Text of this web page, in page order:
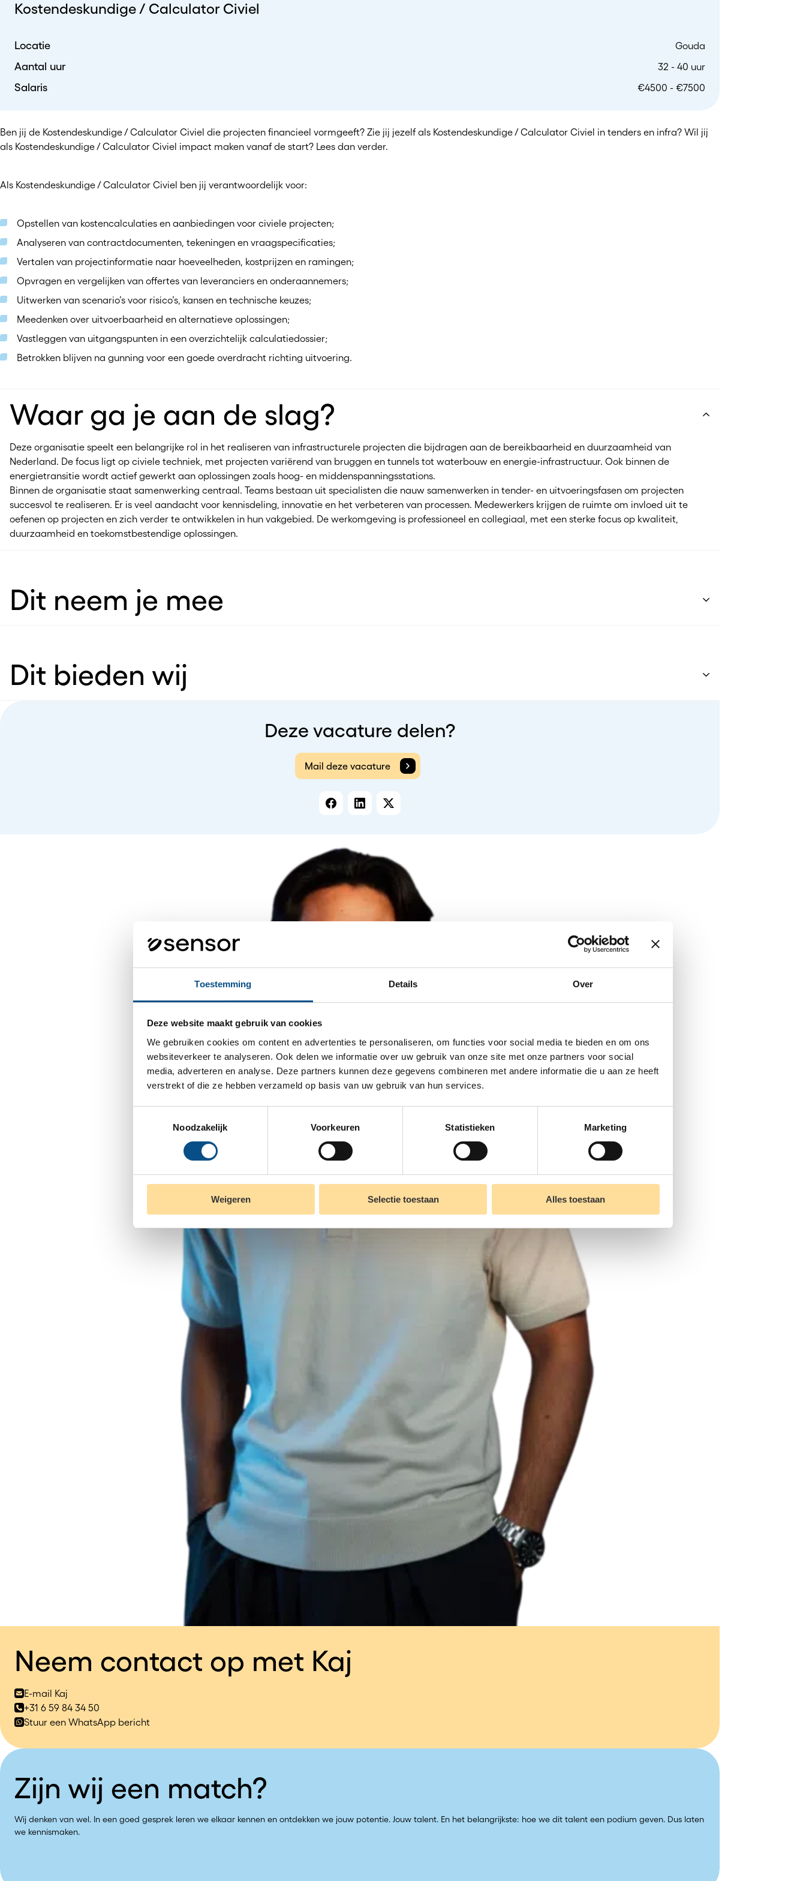
Toestemming Details Over
Deze website maakt gebruik van cookies
We gebruiken cookies om content en advertenties te personaliseren, om functies voor social media te bieden en om ons
websiteverkeer te analyseren. Ook delen we informatie over uw gebruik van onze site met onze partners voor social
media, adverteren en analyse. Deze partners kunnen deze gegevens combineren met andere informatie die u aan ze heeft
verstrekt of die ze hebben verzameld op basis van uw gebruik van hun services.
Noodzakelijk
Voorkeuren Statistieken Marketing
Weigeren Selectie toestaan Alles toestaan
Kostendeskundige / Calculator Civiel
Locatie Gouda
Aantal uur 32 - 40 uur
Salaris €4500 - €7500
Ben jij de Kostendeskundige / Calculator Civiel die projecten financieel vormgeeft? Zie jij jezelf als Kostendeskundige / Calculator Civiel in tenders en infra? Wil jij
als Kostendeskundige / Calculator Civiel impact maken vanaf de start? Lees dan verder.
Als Kostendeskundige / Calculator Civiel ben jij verantwoordelijk voor:
Opstellen van kostencalculaties en aanbiedingen voor civiele projecten;
Analyseren van contractdocumenten, tekeningen en vraagspecificaties;
Vertalen van projectinformatie naar hoeveelheden, kostprijzen en ramingen;
Opvragen en vergelijken van offertes van leveranciers en onderaannemers;
Uitwerken van scenario’s voor risico’s, kansen en technische keuzes;
Meedenken over uitvoerbaarheid en alternatieve oplossingen;
Vastleggen van uitgangspunten in een overzichtelijk calculatiedossier;
Betrokken blijven na gunning voor een goede overdracht richting uitvoering.
Waar ga je aan de slag?
Deze organisatie speelt een belangrijke rol in het realiseren van infrastructurele projecten die bijdragen aan de bereikbaarheid en duurzaamheid van
Nederland. De focus ligt op civiele techniek, met projecten variërend van bruggen en tunnels tot waterbouw en energie-infrastructuur. Ook binnen de
energietransitie wordt actief gewerkt aan oplossingen zoals hoog- en middenspanningsstations.
Binnen de organisatie staat samenwerking centraal. Teams bestaan uit specialisten die nauw samenwerken in tender- en uitvoeringsfasen om projecten
succesvol te realiseren. Er is veel aandacht voor kennisdeling, innovatie en het verbeteren van processen. Medewerkers krijgen de ruimte om invloed uit te
oefenen op projecten en zich verder te ontwikkelen in hun vakgebied. De werkomgeving is professioneel en collegiaal, met een sterke focus op kwaliteit,
duurzaamheid en toekomstbestendige oplossingen.
Dit neem je mee
Dit bieden wij
Deze vacature delen?
Mail deze vacature
Neem contact op met Kaj
E-mail Kaj
+31 6 59 84 34 50
Stuur een WhatsApp bericht
Zijn wij een match?
Wij denken van wel. In een goed gesprek leren we elkaar kennen en ontdekken we jouw potentie. Jouw talent. En het belangrijkste: hoe we dit talent een podium geven. Dus laten
we kennismaken.